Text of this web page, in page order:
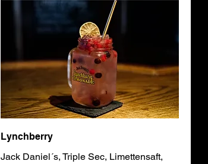
Lynchberry
Jack Daniel´s, Triple Sec, Limettensaft,